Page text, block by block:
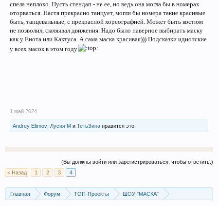
спела неплохо. Пусть стендап - не ее, но ведь она могла бы в номерах
оторваться. Настя прекрасно танцует, могли бы номера такие красивые
быть, танцевальные, с прекрасной хореографией. Может быть костюм
не позволил, сковывал движения. Надо было наверное выбирать маску
как у Енота или Кактуса. А сама маска красивая))) Подсказки идиотские
у всех масок в этом году
1 май 2024
Andrey Efimov Лусия М и ТетьЗина нравится это.
(Вы должны войти или зарегистрироваться, чтобы ответить.)
< Назад
1 2 3 4
Главная Форум ТОП-Проекты
ШОУ "МАСКА"